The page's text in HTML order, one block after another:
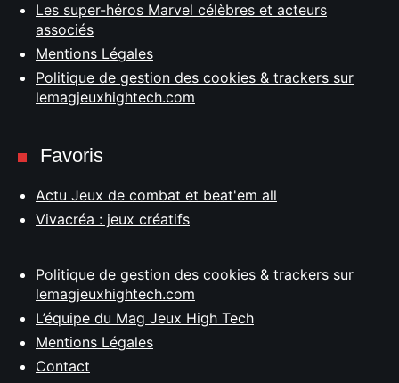
Les super-héros Marvel célèbres et acteurs
associés
Mentions Légales
Politique de gestion des cookies & trackers sur
lemagjeuxhightech.com
Favoris
Actu Jeux de combat et beat'em all
Vivacréa : jeux créatifs
Politique de gestion des cookies & trackers sur
lemagjeuxhightech.com
L’équipe du Mag Jeux High Tech
Mentions Légales
Contact